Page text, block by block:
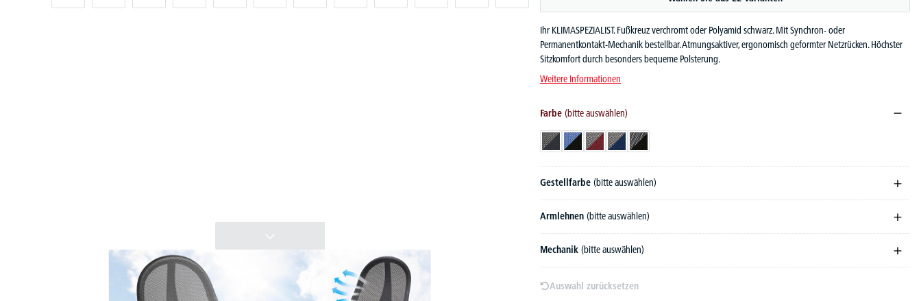
Ihr KLIMASPEZIALIST. Fußkreuz verchromt oder Polyamid schwarz. Mit Synchron- oder
Permanentkontakt-Mechanik bestellbar. Atmungsaktiver, ergonomisch geformter Netzrücken. Höchster
Sitzkomfort durch besonders bequeme Polsterung.
Weitere Informationen
Farbe (bitte auswählen)
Schwarz/Anthrazit
Schwarz/BlauSchwarz/Bordeaux
Schwarz/Dunkelblau
Schwarz/Schwarz
Gestellfarbe (bitte auswählen)
Armlehnen (bitte auswählen)
Mechanik (bitte auswählen)
Auswahl zurücksetzen